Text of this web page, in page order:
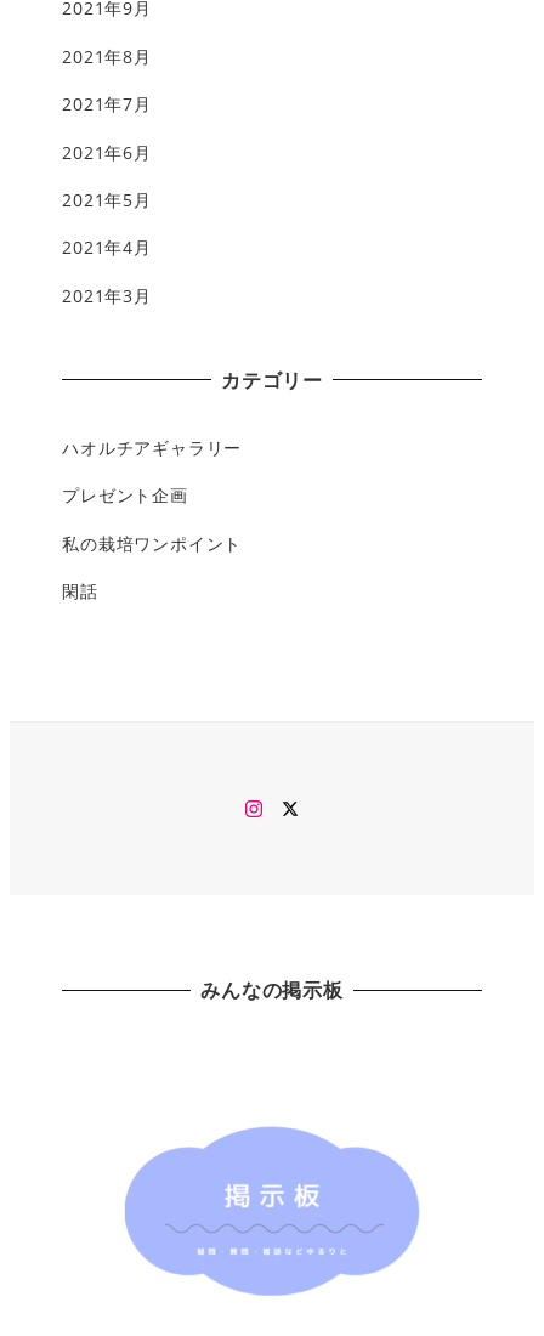
2021年9月
2021年8月
2021年7月
2021年6月
2021年5月
2021年4月
2021年3月
カテゴリー
ハオルチアギャラリー
プレゼント企画
私の栽培ワンポイント
閑話
Instagram
みんなの掲示板